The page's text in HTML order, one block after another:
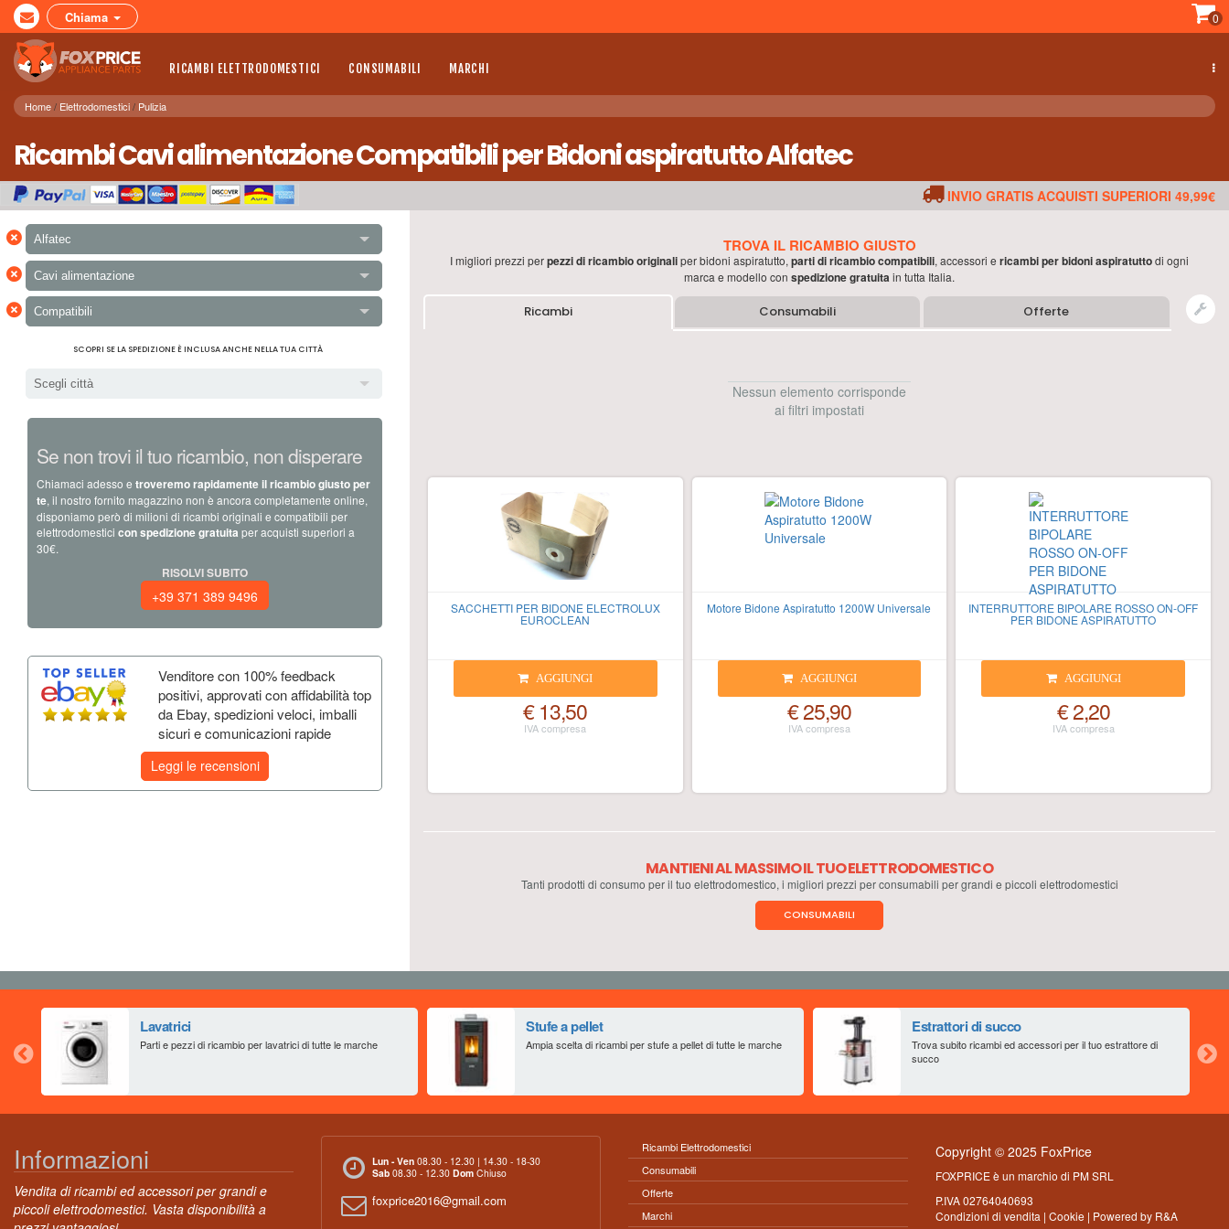
Chiama 0
RICAMBI ELETTRODOMESTICI CONSUMABILI MARCHI
Home Elettrodomestici Pulizia
Ricambi Cavi alimentazione Compatibili per Bidoni aspiratutto Alfatec
INVIO GRATIS ACQUISTI SUPERIORI 49,99€
× Alfatec
× Cavi alimentazione
× Compatibili
SCOPRI SE LA SPEDIZIONE È INCLUSA ANCHE NELLA TUA CITTÀ
Scegli città
Se non trovi il tuo ricambio, non disperare
Chiamaci adesso e troveremo rapidamente il ricambio giusto per
te, il nostro fornito magazzino non è ancora completamente online,
disponiamo però di milioni di ricambi originali e compatibili per
elettrodomestici con spedizione gratuita per acquisti superiori a
30€.
RISOLVI SUBITO
+39 371 389 9496
Venditore con 100% feedback
positivi, approvati con affidabilità top
da Ebay, spedizioni veloci, imballi
sicuri e comunicazioni rapide
Leggi le recensioni
TROVA IL RICAMBIO GIUSTO
I migliori prezzi perpezzi di ricambio originaliperbidoni aspiratutto, parti di ricambio compatibili, accessori e ricambi perbidoni aspiratuttodi ogni
marca e modello con spedizione gratuitain tutta Italia.
Ricambi Consumabili Offerte
Nessun elemento corrisponde
ai filtri impostati
SACCHETTI PER BIDONE ELECTROLUX
EUROCLEAN
AGGIUNGI
€ 13,50
Motore Bidone Aspiratutto 1200W Universale
AGGIUNGI
€ 25,90
INTERRUTTORE BIPOLARE ROSSO ON-OFF
PER BIDONE ASPIRATUTTO
AGGIUNGI
€ 2,20
MANTIENI AL MASSIMO IL TUO ELETTRODOMESTICO
Tanti prodotti di consumo per il tuo elettrodomestico, i migliori prezzi per consumabili per grandi e piccoli elettrodomestici
CONSUMABILI
Lavatrici
Parti e pezzi di ricambio per lavatrici di tutte le marche
Stufe a pellet
Ampia scelta di ricambi per stufe a pellet di tutte le marche
Estrattori di succo
Trova subito ricambi ed accessori per il tuo estrattore di
succo
Informazioni
Vendita di ricambi ed accessori per grandi e
piccoli elettrodomestici. Vasta disponibilità a
Lun - Ven 08.30 - 12.30 | 14.30 - 18-30
Sab 08.30 - 12.30 Dom Chiuso
foxprice2016@gmail.com
Ricambi Elettrodomestici
Consumabili
Offerte
Marchi
Copyright © 2025 FoxPrice
FOXPRICE è un marchio di PM SRL
P.IVA 02764040693
Condizioni di vendita | Cookie | Powered by R&A